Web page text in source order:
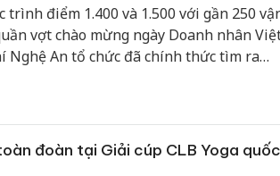
trình điểm 1.400 và 1.500 với gần 250
vợt chào mừng ngày Doanh nhân
Nghệ An tổ chức đã chính thức tìm ra
đoàn tại Giải cúp CLB Yoga quốc
công khai hàng
ngàn sản phẩm
nhập lậu, bảo vệ